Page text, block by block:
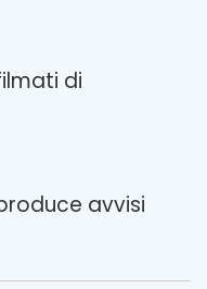
di
avvisi